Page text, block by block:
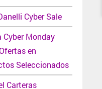
Cyber Sale
Cyber Monday
en
Seleccionados
Carteras